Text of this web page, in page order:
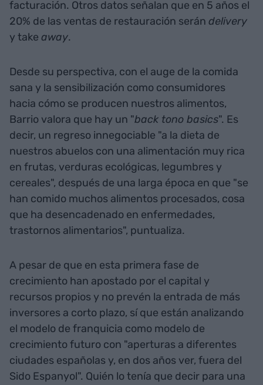
facturación. Otros datos señalan que en 5 años el
20% de las ventas de restauración serán delivery
y take away.
Desde su perspectiva, con el auge de la comida
sana y la sensibilización como consumidores
hacia cómo se producen nuestros alimentos,
Barrio valora que hay un "back tono basics". Es
decir, un regreso innegociable "a la dieta de
nuestros abuelos con una alimentación muy rica
en frutas, verduras ecológicas, legumbres y
cereales", después de una larga época en que "se
han comido muchos alimentos procesados, cosa
que ha desencadenado en enfermedades,
trastornos alimentarios", puntualiza.
A pesar de que en esta primera fase de
crecimiento han apostado por el capital y
recursos propios y no prevén la entrada de más
inversores a corto plazo, sí que están analizando
el modelo de franquicia como modelo de
crecimiento futuro con "aperturas a diferentes
ciudades españolas y, en dos años ver, fuera del
Sido Espanyol". Quién lo tenía que decir para una